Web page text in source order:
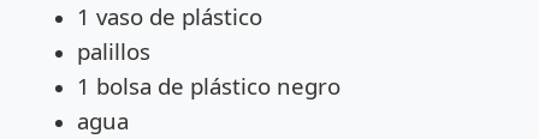
1 vaso de plástico
palillos
1 bolsa de plástico negro
agua